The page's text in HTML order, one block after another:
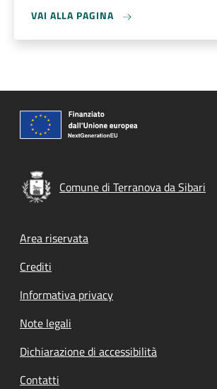
VAI ALLA PAGINA
Comune di Terranova da Sibari
Footer menu
Area riservata
Crediti
Informativa privacy
Note legali
Dichiarazione di accessibilità
Contatti